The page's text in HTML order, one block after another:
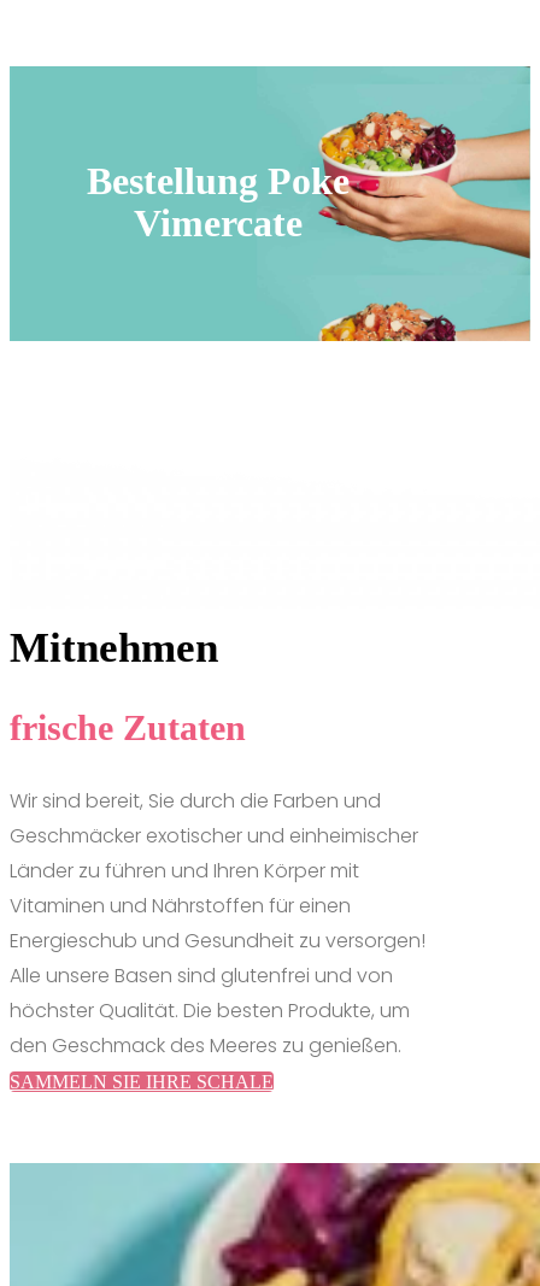
Bestellung Poke
Vimercate
Mitnehmen
frische Zutaten
Wir sind bereit, Sie durch die Farben und
Geschmäcker exotischer und einheimischer
Länder zu führen und Ihren Körper mit
Vitaminen und Nährstoffen für einen
Energieschub und Gesundheit zu versorgen!
Alle unsere Basen sind glutenfrei und von
höchster Qualität. Die besten Produkte, um
den Geschmack des Meeres zu genießen.
SAMMELN SIE IHRE SCHALE